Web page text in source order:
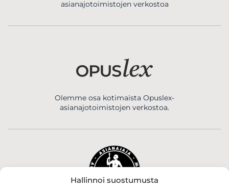
Hallinnoi suostumusta
asianajotoimistojen verkostoa
Olemme osa kotimaista Opuslex-
asianajotoimistojen verkostoa.